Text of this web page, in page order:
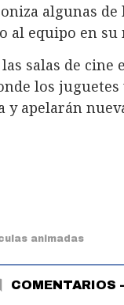
algunas
al equipo en su
las salas de
los
y apelarán
animadas
COMENTARIOS